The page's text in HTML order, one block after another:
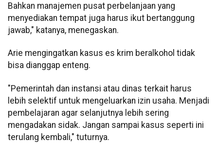
Bahkan manajemen pusat perbelanjaan yang
menyediakan tempat juga harus ikut bertanggung
jawab," katanya, menegaskan.
Arie mengingatkan kasus es krim beralkohol tidak
bisa dianggap enteng.
"Pemerintah dan instansi atau dinas terkait harus
lebih selektif untuk mengeluarkan izin usaha. Menjadi
pembelajaran agar selanjutnya lebih sering
mengadakan sidak. Jangan sampai kasus seperti ini
terulang kembali," tuturnya.